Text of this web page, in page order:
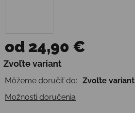
od 24,90 €
Jednotková cena:
Zvoľte variant
Môžeme doručiť do:
Zvoľte variant
Možnosti doručenia